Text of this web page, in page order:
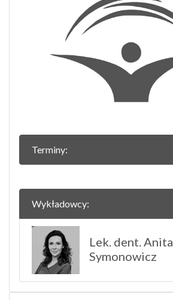
Terminy:
Wykładowcy:
Lek. dent. Anita
Symonowicz